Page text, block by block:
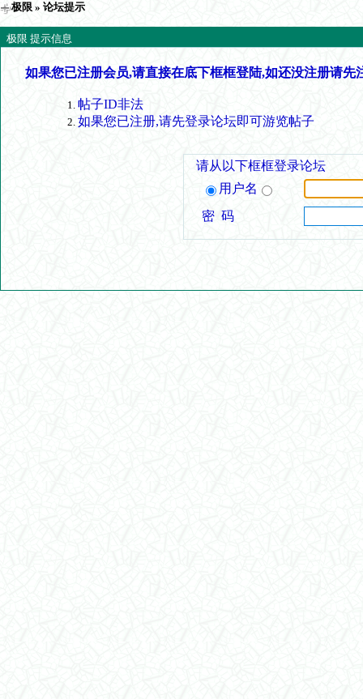
极限 » 论坛提示
极限 提示信息
如果您已注册会员,请直接在底下框框登陆,如还没注册请先
帖子ID非法
如果您已注册,请先登录论坛即可游览帖子
请从以下框框登录论坛
用户名
密 码